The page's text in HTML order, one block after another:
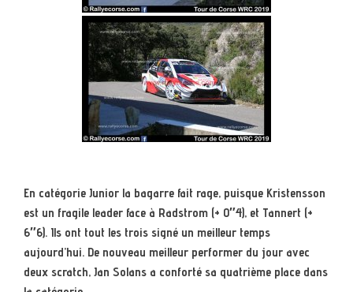
En catégorie Junior la bagarre fait rage, puisque Kristensson
est un fragile leader face à Radstrom (+ 0″4), et Tannert (+
6″6). Ils ont tout les trois signé un meilleur temps
aujourd’hui. De nouveau meilleur performer du jour avec
deux scratch, Jan Solans a conforté sa quatrième place dans